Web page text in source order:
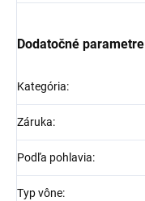
Dodatočné parametre
Kategória:
Záruka:
Podľa pohlavia:
Typ vône: